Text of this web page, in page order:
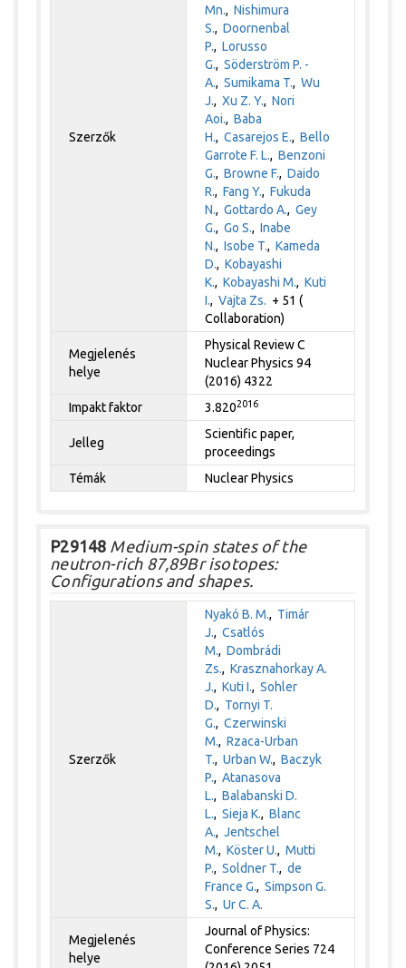
Szerzők
Mn.,Nishimura
S.,Doornenbal
P.,Lorusso
G.,Söderström P. -
A.,Sumikama T.,Wu
J.,Xu Z. Y.,Nori
Aoi.,Baba
H.,Casarejos E.,Bello
Garrote F. L.,Benzoni
G.,Browne F.,Daido
R.,Fang Y.,Fukuda
N.,Gottardo A.,Gey
G.,Go S.,Inabe
N.,Isobe T.,Kameda
D.,Kobayashi
K.,Kobayashi M.,Kuti
I.,Vajta Zs. + 51 (
Collaboration)
Megjelenés
helye
Physical Review C
Nuclear Physics 94
(2016) 4322
Impakt faktor
3.8202016
Jelleg
Scientific paper,
proceedings
Témák
Nuclear Physics
P29148 Medium-spin states of the
neutron-rich 87,89Br isotopes:
Configurations and shapes.
Szerzők
Nyakó B. M., Timár
J.,Csatlós
M.,Dombrádi
Zs.,Krasznahorkay A.
J.,Kuti I.,Sohler
D., Tornyi T.
G.,Czerwinski
M.,Rzaca-Urban
T.,Urban W.,Baczyk
P.,Atanasova
L.,Balabanski D.
L.,Sieja K.,Blanc
A.,Jentschel
M.,Köster U.,Mutti
P.,Soldner T.,de
France G.,Simpson G.
S.,Ur C. A.
Megjelenés
helye
Journal of Physics:
Conference Series 724